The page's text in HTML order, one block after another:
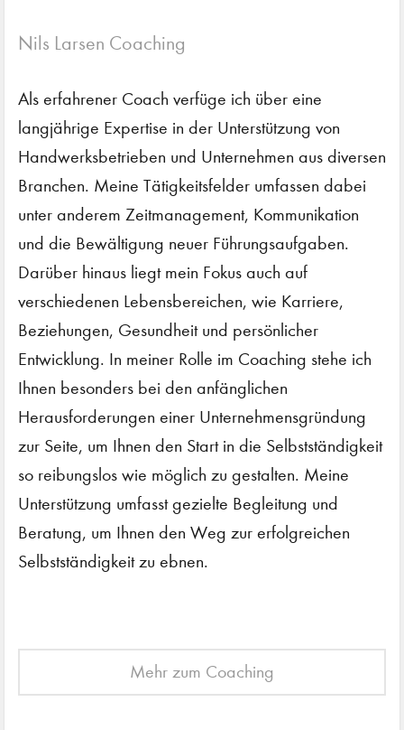
Nils Larsen Coaching
Als erfahrener Coach verfüge ich über eine
langjährige Expertise in der Unterstützung von
Handwerksbetrieben und Unternehmen aus diversen
Branchen. Meine Tätigkeitsfelder umfassen dabei
unter anderem Zeitmanagement, Kommunikation
und die Bewältigung neuer Führungsaufgaben.
Darüber hinaus liegt mein Fokus auch auf
verschiedenen Lebensbereichen, wie Karriere,
Beziehungen, Gesundheit und persönlicher
Entwicklung. In meiner Rolle im Coaching stehe ich
Ihnen besonders bei den anfänglichen
Herausforderungen einer Unternehmensgründung
zur Seite, um Ihnen den Start in die Selbstständigkeit
so reibungslos wie möglich zu gestalten. Meine
Unterstützung umfasst gezielte Begleitung und
Beratung, um Ihnen den Weg zur erfolgreichen
Selbstständigkeit zu ebnen.
Mehr zum Coaching